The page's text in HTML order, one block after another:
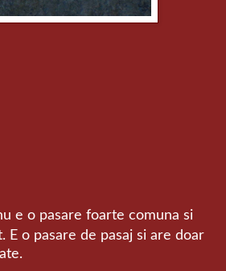
e o pasare foarte comuna si
E o pasare de pasaj si are doar